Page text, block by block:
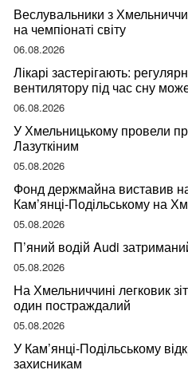
Веслувальники з
на чемпіонаті світу
06.08.2026
Лікарі застерігають:
вентилятору під час сну
ваше здоров’я
06.08.2026
У Хмельницькому провели
Лазуткіним
05.08.2026
Фонд держмайна виставив
Кам’янці-Подільському на
05.08.2026
П’яний водій Audi
05.08.2026
На Хмельниччині легковик
один постраждалий
05.08.2026
У Кам’янці-Подільському
захисникам